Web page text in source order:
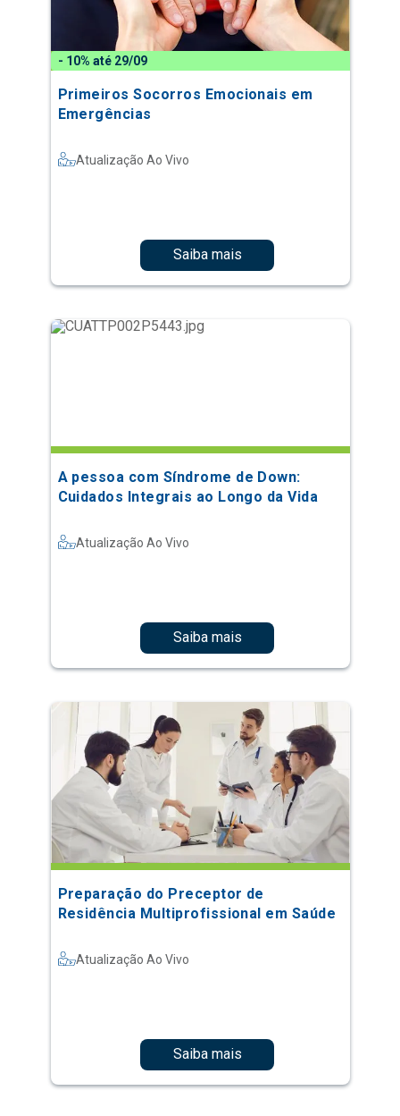
- 10% até 29/09
Primeiros Socorros Emocionais em
Emergências
Atualização Ao Vivo
Saiba mais
A pessoa com Síndrome de Down:
Cuidados Integrais ao Longo da Vida
Atualização Ao Vivo
Saiba mais
Preparação do Preceptor de
Residência Multiprofissional em Saúde
Atualização Ao Vivo
Saiba mais